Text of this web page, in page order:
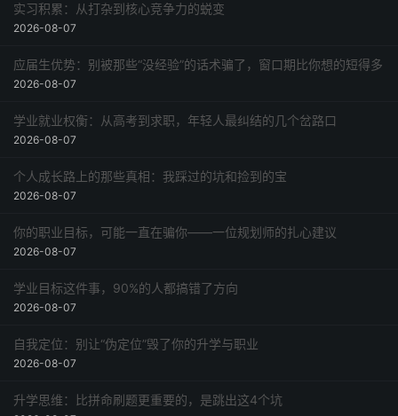
实习积累：从打杂到核心竞争力的蜕变
2026-08-07
应届生优势：别被那些“没经验”的话术骗了，窗口期比你想的短得多
2026-08-07
学业就业权衡：从高考到求职，年轻人最纠结的几个岔路口
2026-08-07
个人成长路上的那些真相：我踩过的坑和捡到的宝
2026-08-07
你的职业目标，可能一直在骗你——一位规划师的扎心建议
2026-08-07
学业目标这件事，90%的人都搞错了方向
2026-08-07
自我定位：别让“伪定位”毁了你的升学与职业
2026-08-07
升学思维：比拼命刷题更重要的，是跳出这4个坑